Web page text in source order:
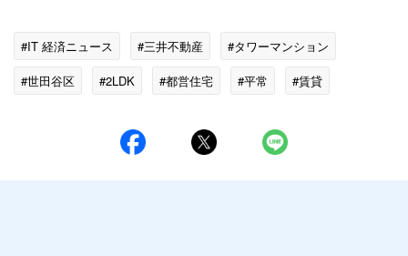
#IT 経済ニュース #三井不動産
#タワーマンション
#世田谷区
#2LDK #都営住宅 #平常 #賃貸